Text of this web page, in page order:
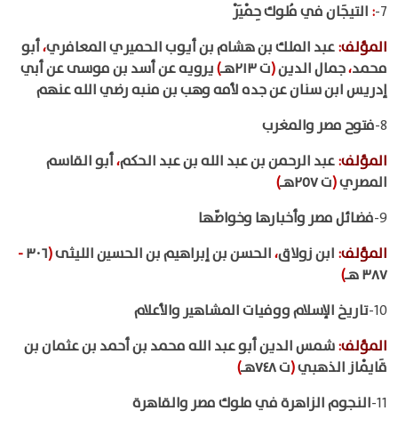
7-
: التيجَان في مُلوك حِمْيَرْ
المؤلف:عبد الملك بن هشام بن أيوب الحميري المعافري،أبو
محمد،جمال الدين(ت ٢١٣هـ )يرويه عن أسد بن موسى عن أبي
إدريس ابن سنان عن جده لأمه وهب بن منبه رضي الله عنهم
8- فتوح مصر والمغرب
المؤلف:عبد الرحمن بن عبد الله بن عبد الحكم،أبو القاسم
المصري(ت ٢٥٧هـ
)
9- فضائل مصر وأخبارها وخواصّها
المؤلف: ابن زولاق،الحسن بن إبراهيم بن الحسين الليثى(٣٠٦-
٣٨٧ هـ‍
)
10- تاريخ الإسلام ووفيات المشاهير والأعلام
المؤلف:شمس الدين أبو عبد الله محمد بن أحمد بن عثمان بن
قَايْماز الذهبي(ت ٧٤٨هـ
)
11- النجوم الزاهرة في ملوك مصر والقاهرة